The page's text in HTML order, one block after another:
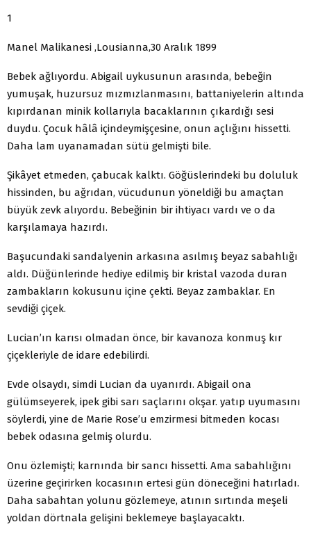
1
Manel Malikanesi ,Lousianna,30 Aralık 1899
Bebek ağlıyordu. Abigail uykusunun arasında, bebeğin
yumuşak, huzursuz mızmızlanmasını, battaniyelerin altında
kıpırdanan minik kollarıyla bacaklarının çıkardığı sesi
duydu. Çocuk hâlâ içindeymişçesine, onun açlığını hissetti.
Daha lam uyanamadan sütü gelmişti bile.
Şikâyet etmeden, çabucak kalktı. Göğüslerindeki bu doluluk
hissinden, bu ağrıdan, vücudunun yöneldiği bu amaçtan
büyük zevk alıyordu. Bebeğinin bir ihtiyacı vardı ve o da
karşılamaya hazırdı.
Başucundaki sandalyenin arkasına asılmış beyaz sabahlığı
aldı. Düğünlerinde hediye edilmiş bir kristal vazoda duran
zambakların kokusunu içine çekti. Beyaz zambaklar. En
sevdiği çiçek.
Lucian’ın karısı olmadan önce, bir kavanoza konmuş kır
çiçekleriyle de idare edebilirdi.
Evde olsaydı, simdi Lucian da uyanırdı. Abigail ona
gülümseyerek, ipek gibi sarı saçlarını okşar. yatıp uyumasını
söylerdi, yine de Marie Rose’u emzirmesi bitmeden kocası
bebek odasına gelmiş olurdu.
Onu özlemişti; karnında bir sancı hissetti. Ama sabahlığını
üzerine geçirirken kocasının ertesi gün döneceğini hatırladı.
Daha sabahtan yolunu gözlemeye, atının sırtında meşeli
yoldan dörtnala gelişini beklemeye başlayacaktı.